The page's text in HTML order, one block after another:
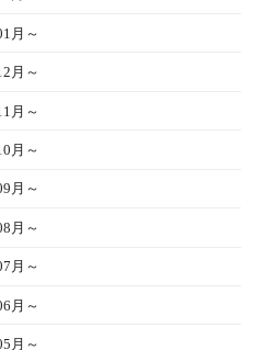
月～
月～
月～
月～
月～
月～
月～
月～
月～